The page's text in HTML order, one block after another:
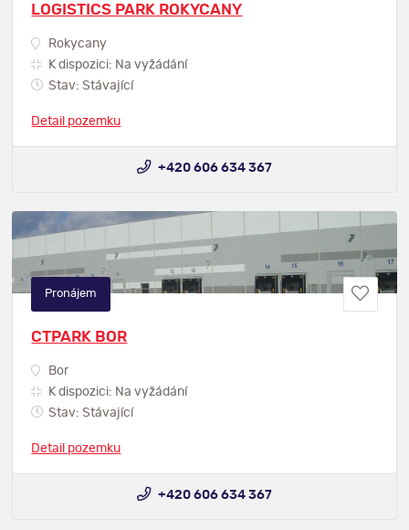
LOGISTICS PARK ROKYCANY
Rokycany
K dispozici: Na vyžádání
Stav: Stávající
Detail pozemku
+420 606 634 367
CTPARK BOR
Bor
K dispozici: Na vyžádání
Stav: Stávající
Detail pozemku
Pronájem
+420 606 634 367